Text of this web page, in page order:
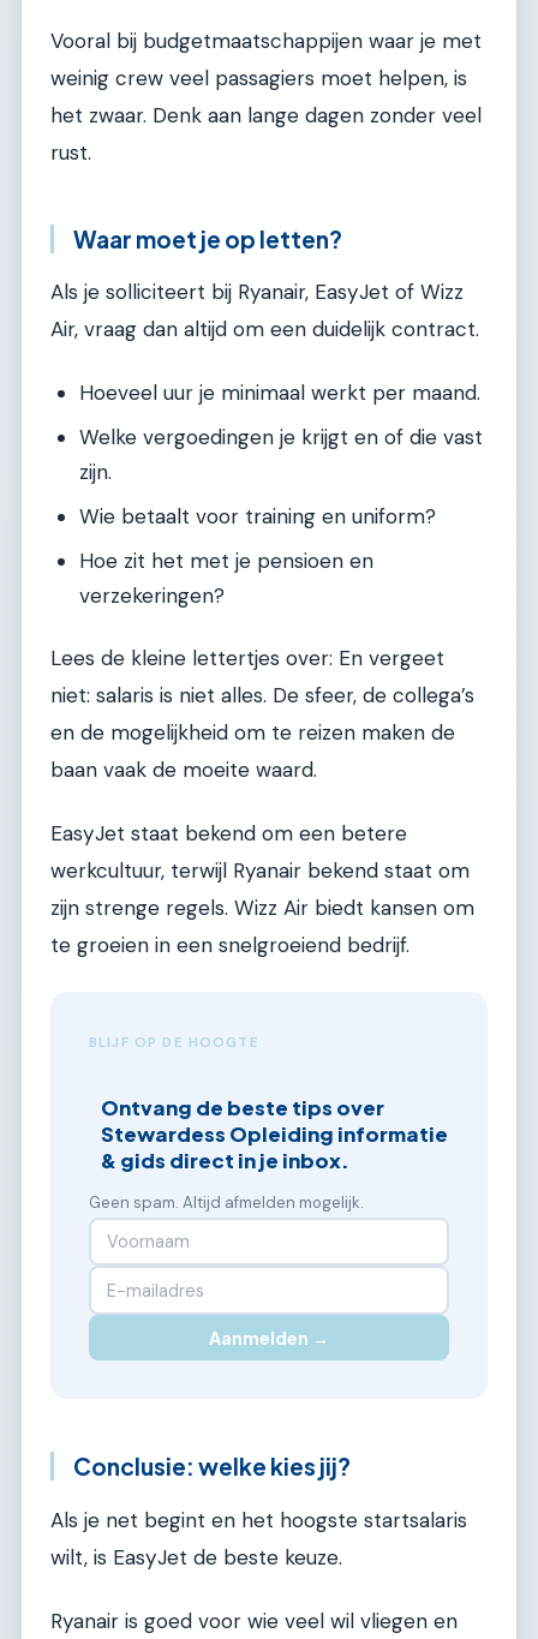
Vooral bij budgetmaatschappijen waar je met
weinig crew veel passagiers moet helpen, is
het zwaar. Denk aan lange dagen zonder veel
rust.
Waar moet je op letten?
Als je solliciteert bij Ryanair, EasyJet of Wizz
Air, vraag dan altijd om een duidelijk contract.
Hoeveel uur je minimaal werkt per maand.
Welke vergoedingen je krijgt en of die vast
zijn.
Wie betaalt voor training en uniform?
Hoe zit het met je pensioen en
verzekeringen?
Lees de kleine lettertjes over: En vergeet
niet: salaris is niet alles. De sfeer, de collega’s
en de mogelijkheid om te reizen maken de
baan vaak de moeite waard.
EasyJet staat bekend om een betere
werkcultuur, terwijl Ryanair bekend staat om
zijn strenge regels. Wizz Air biedt kansen om
te groeien in een snelgroeiend bedrijf.
BLIJF OP DE HOOGTE
Ontvang de beste tips over
Stewardess Opleiding informatie
& gids direct in je inbox.
Geen spam. Altijd afmelden mogelijk.
Aanmelden →
Conclusie: welke kies jij?
Als je net begint en het hoogste startsalaris
wilt, is EasyJet de beste keuze.
Ryanair is goed voor wie veel wil vliegen en